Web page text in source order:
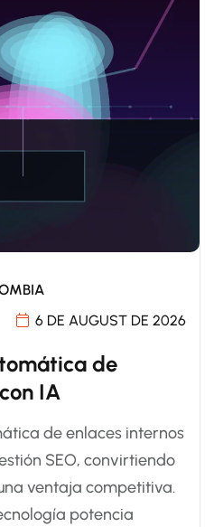
6 DE AUGUST DE 2026
de
IA
de enlaces internos
SEO, convirtiendo
ventaja competitiva.
potencia